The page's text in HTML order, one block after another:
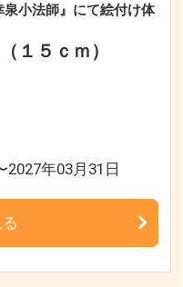
泉小法師』にて絵付け体
１５ｃｍ）
2027年03月31日